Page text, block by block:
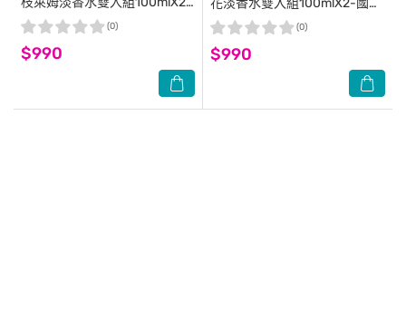
國際航空版
$990
(0)
花淡香水雙入組100mlX2-國際
航空版
$990
(0)